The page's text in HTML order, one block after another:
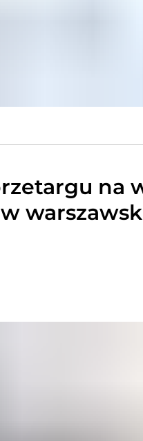
na